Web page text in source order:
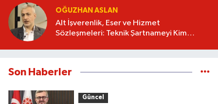
OĞUZHAN ASLAN
Alt İşverenlik, Eser ve Hizmet
Sözleşmeleri: Teknik Şartnameyi Kim
Son Haberler
Güncel